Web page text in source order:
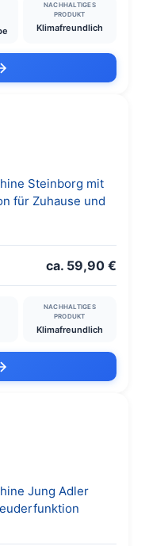
NACHHALTIGES
PRODUKT
Klimafreundlich
Steinborg mit
für Zuhause und
ca. 59,90 €
NACHHALTIGES
PRODUKT
Klimafreundlich
Jung Adler